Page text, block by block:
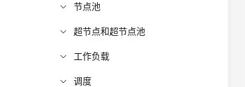
节点池
超节点和超节点池
工作负载
调度